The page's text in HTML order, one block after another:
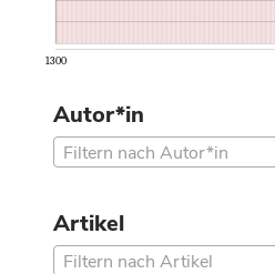
1300
Autor*in
Filtern nach Autor*in
Artikel
Filtern nach Artikel